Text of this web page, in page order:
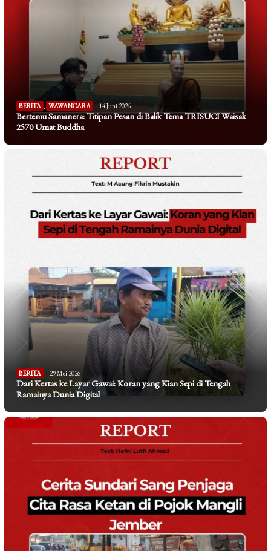
BERITA , WAWANCARA 14 Juni 2026
Bertemu Samanera: Titipan Pesan di Balik Tema TRISUCI Waisak
2570 Umat Buddha
BERITA 29 Mei 2026
Dari Kertas ke Layar Gawai: Koran yang Kian Sepi di Tengah
Ramainya Dunia Digital